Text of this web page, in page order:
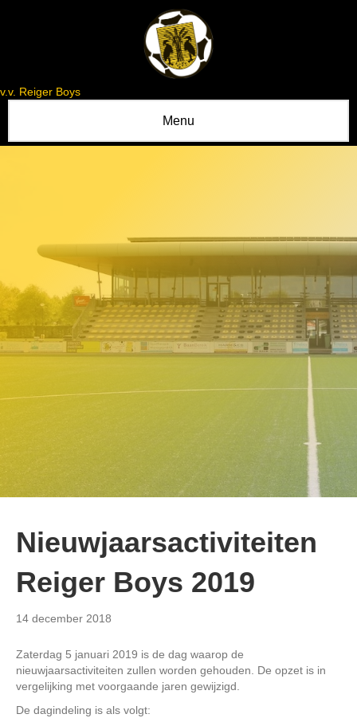
v.v. Reiger Boys
Menu
Nieuwjaarsactiviteiten
Reiger Boys 2019
14 december 2018
Zaterdag 5 januari 2019 is de dag waarop de
nieuwjaarsactiviteiten zullen worden gehouden. De opzet is in
vergelijking met voorgaande jaren gewijzigd.
De dagindeling is als volgt: